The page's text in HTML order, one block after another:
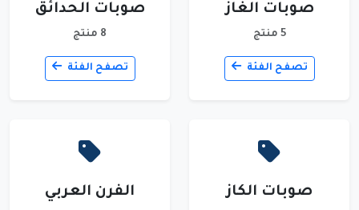
صوبات الغاز
تصفح الفئة
صوبات الحدائق
تصفح الفئة
صوبات الكاز الفرن العربي